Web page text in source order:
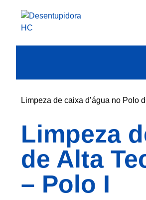
Limpeza de caixa d’água no Polo
Limpeza
de Alta
– Polo I